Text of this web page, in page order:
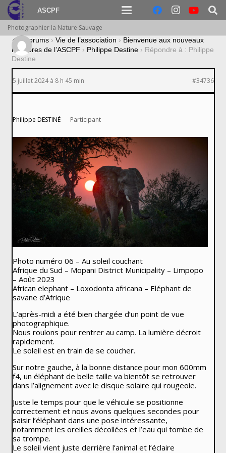
ASCPF
Photographier la Nature Sauvage
› Forums › Vie de l’association › Bienvenue aux nouveaux
membres de l’ASCPF › Philippe Destine › Répondre à : Philippe
Destine
5 juillet 2024 à 8 h 45 min #34736
Philippe DESTINÉ Participant
Photo numéro 06 – Au soleil couchant
Afrique du Sud – Mopani District Municipality – Limpopo
– Août 2023
African elephant – Loxodonta africana – Eléphant de
savane d’Afrique
L’après-midi a été bien chargée d’un point de vue
photographique.
Nous roulons pour rentrer au camp. La lumière décroit
rapidement.
Le soleil est en train de se coucher.
Sur notre gauche, à la bonne distance pour mon 600mm
f4, un éléphant de belle taille va bientôt se retrouver
dans l’alignement avec le disque solaire qui rougeoie.
Juste le temps pour que le véhicule se positionne
correctement et nous avons quelques secondes pour
saisir l’éléphant dans une pose intéressante,
notamment les oreilles décollées et l’eau qui tombe de
sa trompe.
Le soleil vient juste derrière l’animal et l’éclaire